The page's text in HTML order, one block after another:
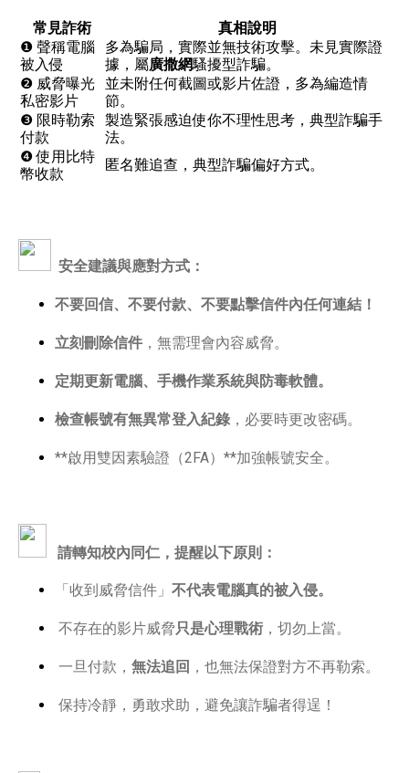
常見詐術
真相說明
❶ 聲稱電腦
被入侵
多為騙局，實際並無技術攻擊。未見實際證
據，屬廣撒網騷擾型詐騙。
❷ 威脅曝光
私密影片
並未附任何截圖或影片佐證，多為編造情
節。
❸ 限時勒索
付款
製造緊張感迫使你不理性思考，典型詐騙手
法。
❹ 使用比特
幣收款
匿名難追查，典型詐騙偏好方式。
安全建議與應對方式：
不要回信、不要付款、不要點擊信件內任何連結！
立刻刪除信件 ，無需理會內容威脅。
定期更新電腦、手機作業系統與防毒軟體。
檢查帳號有無異常登入紀錄 ，必要時更改密碼。
**啟用雙因素驗證（2FA）**加強帳號安全。
請轉知校內同仁，提醒以下原則：
「收到威脅信件」 不代表電腦真的被入侵。
不存在的影片威脅只是心理戰術 ，切勿上當。
一旦付款， 無法追回 ，也無法保證對方不再勒索。
保持冷靜，勇敢求助，避免讓詐騙者得逞！